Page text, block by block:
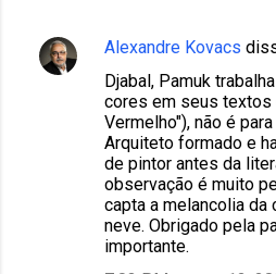
Alexandre Kovacs
Djabal, Pamuk
cores em seus textos
Vermelho"), não é
Arquiteto formado e
de pintor antes da
observação é muito
capta a melancolia da
neve. Obrigado pela
importante.